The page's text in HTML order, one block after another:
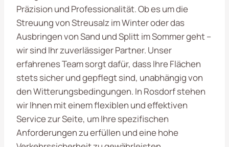
Präzision und Professionalität. Ob es um die
Streuung von Streusalz im Winter oder das
Ausbringen von Sand und Splitt im Sommer geht –
wir sind Ihr zuverlässiger Partner. Unser
erfahrenes Team sorgt dafür, dass Ihre Flächen
stets sicher und gepflegt sind, unabhängig von
den Witterungsbedingungen. In Rosdorf stehen
wir Ihnen mit einem flexiblen und effektiven
Service zur Seite, um Ihre spezifischen
Anforderungen zu erfüllen und eine hohe